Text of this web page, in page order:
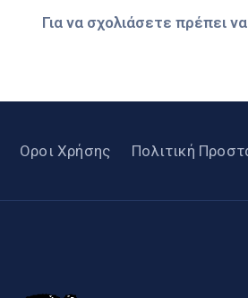
Για να σχολιάσετε πρέπει να
Οροι Χρήσης Πολιτική